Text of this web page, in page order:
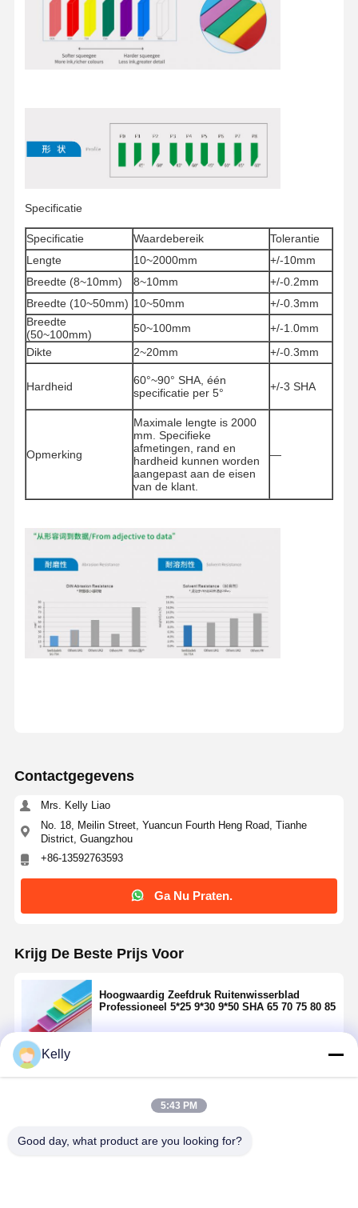
Zeefdrukwisserblad
Kleefmiddel voor schermdrukken
Specificatie
Specificatie Waardebereik
Tolerantie
Lengte
10~2000mm
+/-10mm
Breedte (8~10mm)
8~10mm
+/-0.2mm
Breedte (10~50mm) 10~50mm
+/-0.3mm
Breedte
(50~100mm)
50~100mm
+/-1.0mm
Dikte
2~20mm +/-0.3mm
Hardheid
60°~90° SHA, één
specificatie per 5°
+/-3 SHA
Opmerking
Maximale lengte is 2000
mm. Specifieke
afmetingen, rand en
hardheid kunnen worden
aangepast aan de eisen
van de klant.
—
Contactgegevens
Mrs. Kelly Liao
No. 18, Meilin Street, Yuancun Fourth Heng Road, Tianhe
District, Guangzhou
+86-13592763593
Ga Nu Praten.
Krijg De Beste Prijs Voor
Hoogwaardig Zeefdruk Ruitenwisserblad
Professioneel 5*25 9*30 9*50 SHA 65 70 75 80 85
Doorgaan
Kelly
5:43 PM
Good day, what product are you looking for?